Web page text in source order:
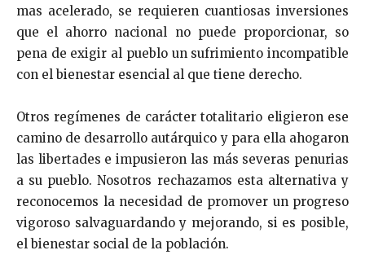
mas acelerado, se requieren cuantiosas inversiones
que el ahorro nacional no puede proporcionar, so
pena de exigir al pueblo un sufrimiento incompatible
con el bienestar esencial al que tiene derecho.
Otros regímenes de carácter totalitario eligieron ese
ca­mino de desarrollo autárquico y para ella ahogaron
las libertades e impusieron las más severas penurias
a su pueblo. Nosotros rechazamos esta alternativa y
reconoce­mos la necesidad de promover un progreso
vigoroso sal­vaguardando y mejorando, si es posible,
el bienestar social de la población.